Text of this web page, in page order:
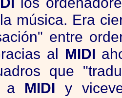
música. Era
entre
al MIDI
que
a MIDI y